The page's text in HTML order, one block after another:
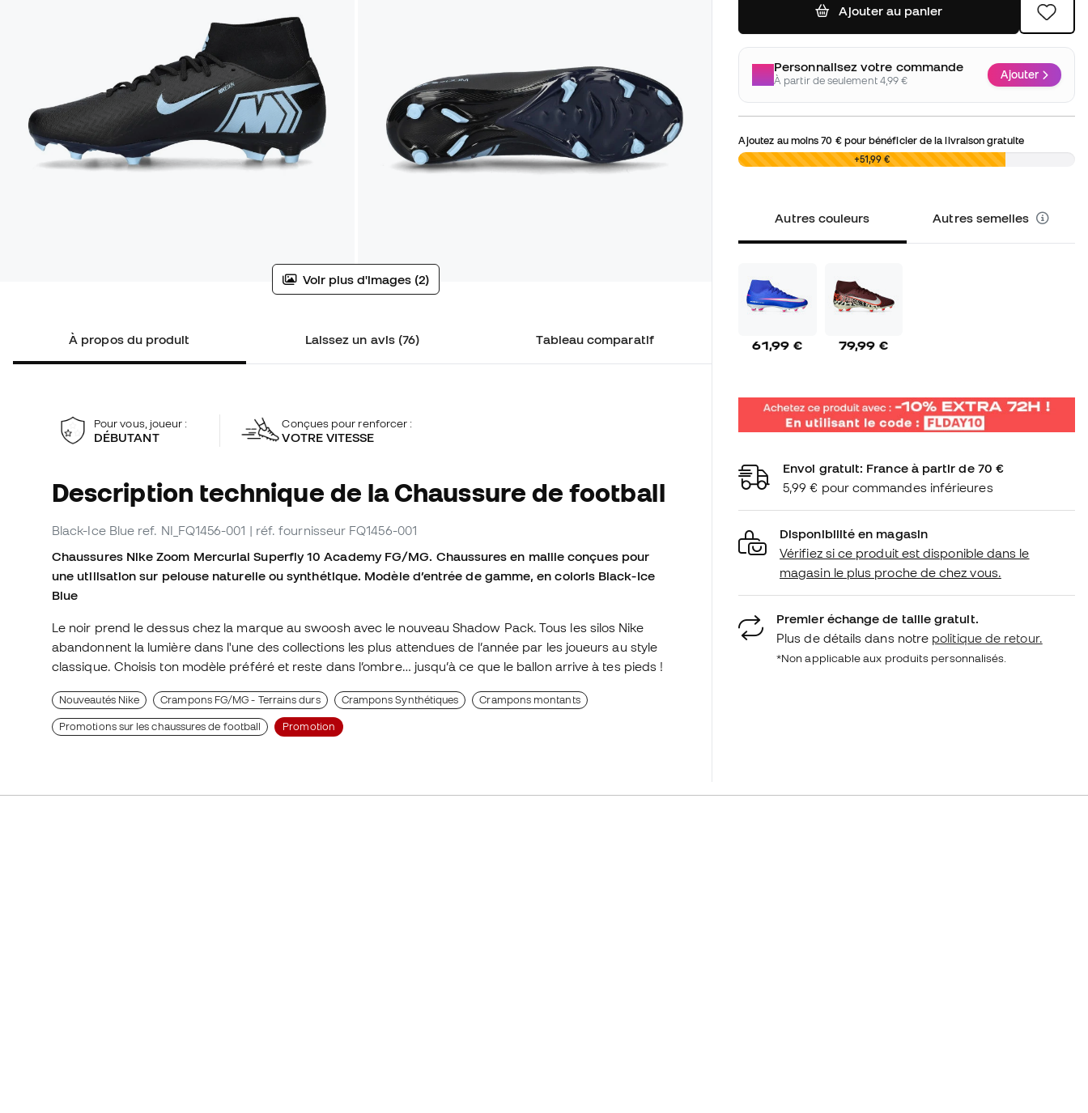
Voir plus d'images (2)
À propos du produit Laissez un avis (76) Tableau comparatif
Pour vous, joueur :
DÉBUTANT
Conçues pour renforcer :
VOTRE VITESSE
Description technique de la Chaussure de football
Black-Ice Blue ref. NI_FQ1456-001 | réf. fournisseur FQ1456-001
Chaussures Nike Zoom Mercurial Superfly 10 Academy FG/MG. Chaussures en maille conçues pour
une utilisation sur pelouse naturelle ou synthétique. Modèle d’entrée de gamme, en coloris Black-Ice
Blue
Le noir prend le dessus chez la marque au swoosh avec le nouveauShadow Pack. Tous les silos Nike
abandonnent la lumière dans l'une des collections les plus attendues de l’année par les joueurs au style
classique. Choisis ton modèle préféré et reste dans l’ombre… jusqu’à ce que le ballon arrive à tes pieds !
Nouveautés Nike Crampons FG/MG - Terrains durs Crampons Synthétiques Crampons montants
Promotions sur les chaussures de football Promotion
Ajouter au panier
Personnalisez votre commande
À partir de seulement 4,99 € Ajouter
Ajoutez au moins70 €pour bénéficier de la livraison gratuite
0,00 € +51,99 €
Autres couleurs Autres semelles
61,99 € 79,99 €
Envoi gratuit: France à partir de 70 €
5,99 € pour commandes inférieures
Disponibilité en magasin
Vérifiez si ce produit est disponible dans le
magasin le plus proche de chez vous.
Premier échange de taille gratuit.
Plus de détails dans notre politique de retour.
*Non applicable aux produits personnalisés.